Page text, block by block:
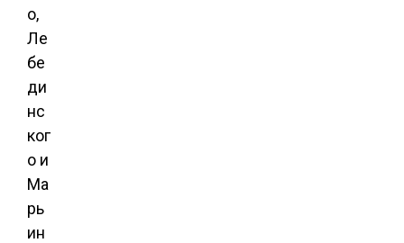
о,
Ле
бе
ди
нс
ког
о и
Ма
рь
ин